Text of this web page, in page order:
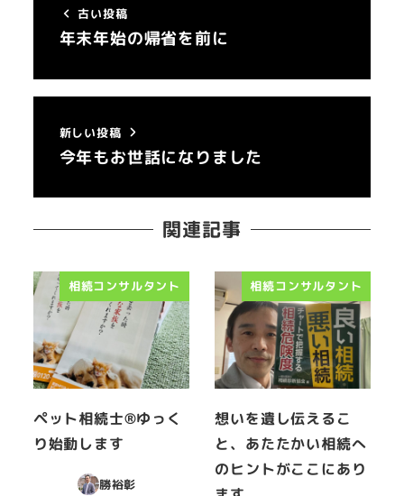
古い投稿
年末年始の帰省を前に
新しい投稿
今年もお世話になりました
関連記事
相続コンサルタント
ペット相続士®︎ゆっく
り始動します
勝裕彰
相続コンサルタント
想いを遺し伝えるこ
と、あたたかい相続へ
のヒントがここにあり